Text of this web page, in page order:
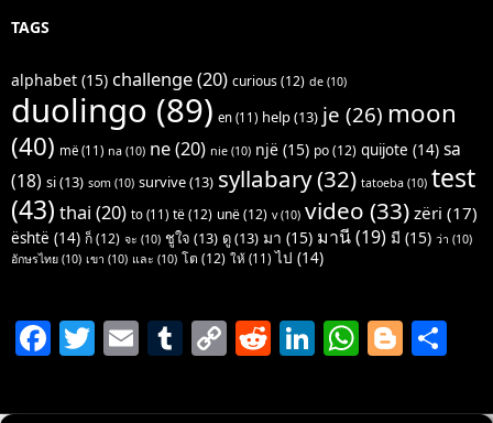
TAGS
alphabet (15) challenge(20) curious(12) de (10)
duolingo (89) en (11) help(13) je (26) moon
(40) më (11) na (10) ne(20) nie (10) një (15) po(12) quijote (14) sa
(18) si(13) som (10) survive(13) syllabary(32) tatoeba (10) test
(43) thai (20) to (11) të(12) unë(12) v(10) video (33) zëri (17)
është (14) ก็(12) จะ (10) ชูใจ (13) ดู(13) มา (15) มานี(19) มี (15) ว่า (10)
อักษรไทย (10) เขา (10) และ (10) โต (12) ให้ (11) ไป (14)
F
c
T
itt
E
ai
T
m
C
p
R
d
Li
k
W
at
Bl
g ar